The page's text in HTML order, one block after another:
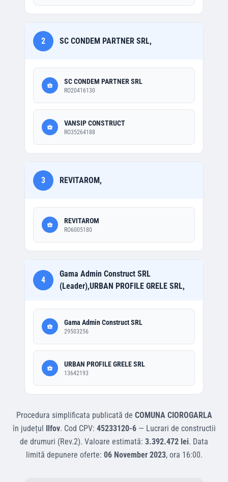
2 SC CONDEM PARTNER SRL,
SC CONDEM PARTNER SRL
RO20416130
VANSIP CONSTRUCT
RO35264188
3 REVITAROM,
REVITAROM
RO6005180
4
Gama Admin Construct SRL
(Leader),URBAN PROFILE GRELE SRL,
Gama Admin Construct SRL
29503256
URBAN PROFILE GRELE SRL
13642193
Procedura simplificata publicată de COMUNA CIOROGARLA
în județul Ilfov. Cod CPV: 45233120-6— Lucrari de constructii
de drumuri (Rev.2). Valoare estimată: 3.392.472 lei. Data
limită depunere oferte: 06 November 2023, ora 16:00.